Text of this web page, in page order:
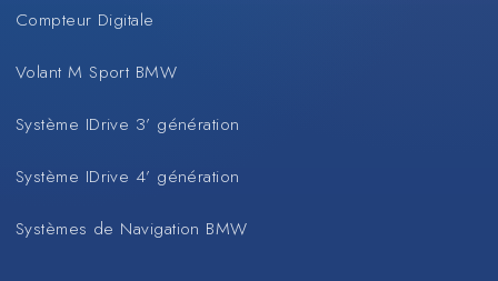
Compteur Digitale
Volant M Sport BMW
Système IDrive 3’ génération
Système IDrive 4’ génération
Systèmes de Navigation BMW